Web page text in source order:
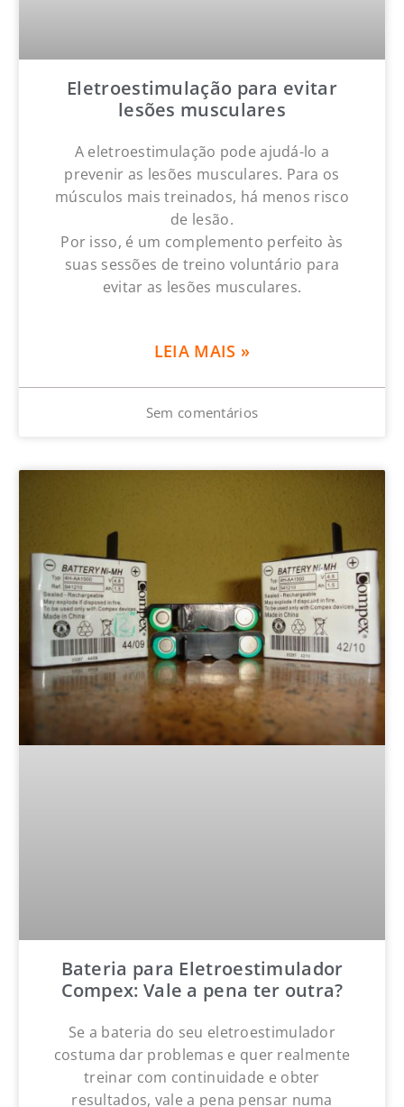
Eletroestimulação para evitar
lesões musculares
A eletroestimulação pode ajudá-lo a
prevenir as lesões musculares. Para os
músculos mais treinados, há menos risco
de lesão.
Por isso, é um complemento perfeito às
suas sessões de treino voluntário para
evitar as lesões musculares.
LEIA MAIS »
Sem comentários
Bateria para Eletroestimulador
Compex: Vale a pena ter outra?
Se a bateria do seu eletroestimulador
costuma dar problemas e quer realmente
treinar com continuidade e obter
resultados, vale a pena pensar numa